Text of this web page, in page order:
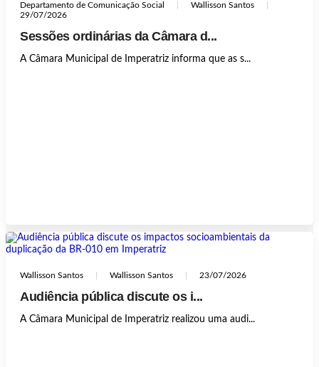
Departamento de Comunicação Social
Wallisson Santos
29/07/2026
Sessões ordinárias da Câmara d...
A Câmara Municipal de Imperatriz informa que as s...
Wallisson Santos Wallisson Santos 23/07/2026
Audiência pública discute os i...
A Câmara Municipal de Imperatriz realizou uma audi...